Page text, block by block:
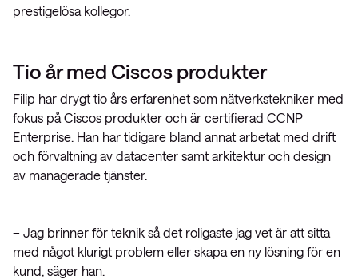
prestigelösa kollegor.
Tio år med Ciscos produkter
Filip har drygt tio års erfarenhet som nätverkstekniker med
fokus på Ciscos produkter och är certifierad CCNP
Enterprise. Han har tidigare bland annat arbetat med drift
och förvaltning av datacenter samt arkitektur och design
av managerade tjänster.
– Jag brinner för teknik så det roligaste jag vet är att sitta
med något klurigt problem eller skapa en ny lösning för en
kund, säger han.